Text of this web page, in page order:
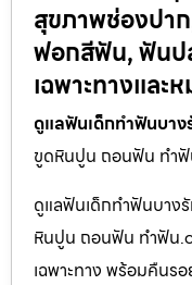
สุขภาพช่องปา
ฟอกสีฟัน, ฟัน
เฉพาะทางแล
ดูแลฟันเด็กทำฟันบาง
ขูดหินปูน ถอนฟัน ทำ
ดูแลฟันเด็กทำฟันบาง
หินปูน ถอนฟัน ทำฟัน
เฉพาะทาง พร้อมคืน